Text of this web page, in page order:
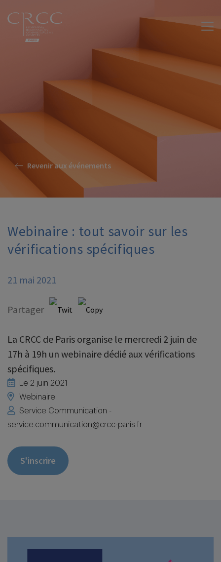
Revenir aux événements
Webinaire : tout savoir sur les
vérifications spécifiques
21 mai 2021
Partager
La CRCC de Paris organise le mercredi 2 juin de
17h à 19h un webinaire dédié aux vérifications
spécifiques.
Le 2 juin 2021
Webinaire
Service Communication -
service.communication@crcc-paris.fr
S'inscrire